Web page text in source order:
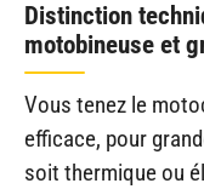
Distinction
motobineuse et
Vous tenez le
efficace, pour
soit thermique ou